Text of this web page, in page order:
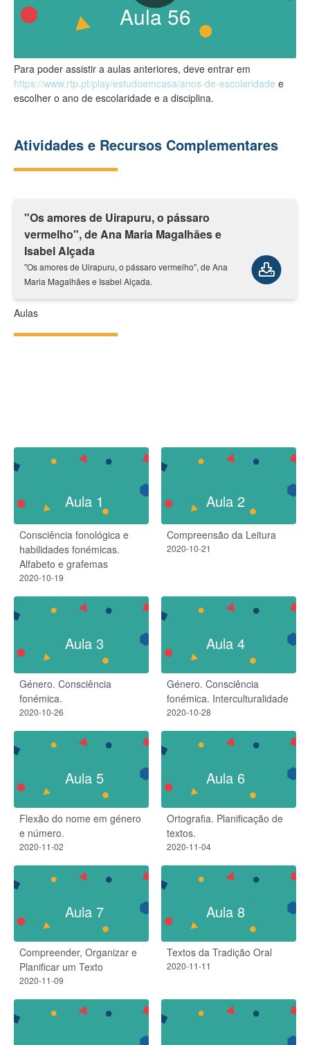
Aula56
Para poder assistir a aulas anteriores, deve entrar em
https://www.rtp.pt/play/estudoemcasa/anos-de-escolaridade e
escolher o ano de escolaridade e a disciplina.
Atividades e Recursos Complementares
"Os amores de Uirapuru, o pássaro
vermelho", de Ana Maria Magalhães e
Isabel Alçada
"Os amores de Uirapuru, o pássaro vermelho", de Ana
Maria Magalhães e Isabel Alçada.
Aulas
Aula 1
Consciência fonológica e
habilidades fonémicas.
Alfabeto e grafemas
2020-10-19
Aula 2
Compreensão da Leitura
2020-10-21
Aula 3
Género. Consciência
fonémica.
2020-10-26
Aula 4
Género. Consciência
fonémica. Interculturalidade
2020-10-28
Aula 5
Flexão do nome em género
e número.
2020-11-02
Aula 6
Ortografia. Planificação de
textos.
2020-11-04
Aula 7
Compreender, Organizar e
Planificar um Texto
2020-11-09
Aula 8
Textos da Tradição Oral
2020-11-11